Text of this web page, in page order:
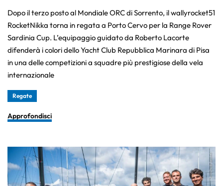
Dopo il terzo posto al Mondiale ORC di Sorrento, il wallyrocket51
RocketNikka torna in regata a Porto Cervo per la Range Rover
Sardinia Cup. L’equipaggio guidato da Roberto Lacorte
difenderà i colori dello Yacht Club Repubblica Marinara di Pisa
in una delle competizioni a squadre più prestigiose della vela
internazionale
Regate
Approfondisci